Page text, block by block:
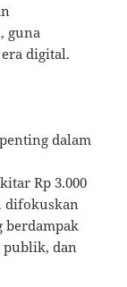
guna
digital.
dalam
Rp 3.000
difokuskan
berdampak
publik, dan